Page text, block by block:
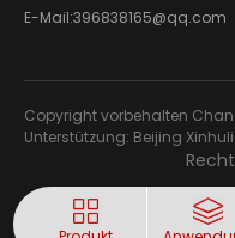
E-Mail:396838165@qq.com
Copyright vorbehalten
Unterstützung: Beijing